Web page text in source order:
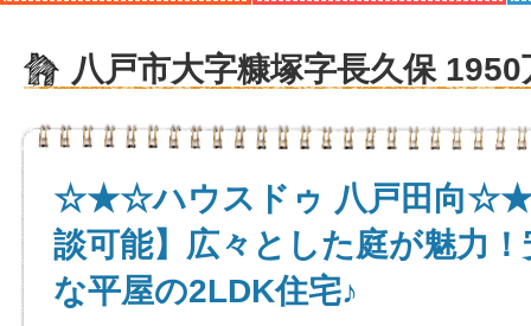
八戸市大字糠塚字長久保 1950
☆★☆ハウスドゥ 八戸田向
談可能】広々とした庭が魅力
な平屋の2LDK住宅♪